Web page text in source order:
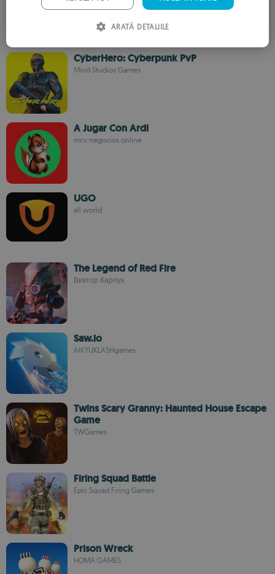
CyberHero: Cyberpunk PvP
Mind Studios Games
A Jugar Con Ardi
mcv negocios online
UGO
all world
The Legend of Red Fire
Виктор Карпук
Saw.io
AIKYUKLASHgames
Twins Scary Granny: Haunted House Escape
Game
TWGames
Firing Squad Battle
Epic Squad Firing Games
Prison Wreck
HOMA GAMES
ITALIAN
ROMANIAN
ARATĂ DETALIILE